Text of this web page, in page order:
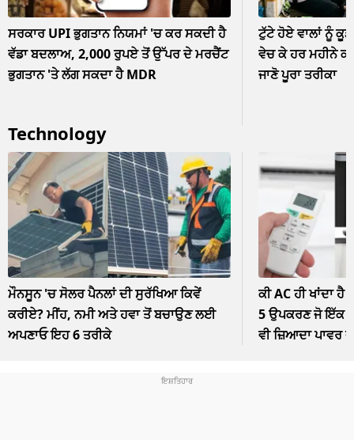
ਸਰਕਾਰ UPI ਭੁਗਤਾਨ ਨਿਯਮਾਂ 'ਚ ਕਰ ਸਕਦੀ ਹੈ
ਵੱਡਾ ਬਦਲਾਅ, 2,000 ਰੁਪਏ ਤੋਂ ਉੱਪਰ ਦੇ ਮਰਚੈਂਟ
ਭੁਗਤਾਨ 'ਤੇ ਲੱਗ ਸਕਦਾ ਹੈ MDR
ਟੁੱਟੇ ਹੋਏ ਵਾਲਾਂ ਨੂੰ
ਵੇਚ ਕੇ ਹਰ ਮਹੀਨੇ
ਜਾਣੋ ਪੂਰਾ ਤਰੀਕਾ
Technology
ਮੌਨਸੂਨ 'ਚ ਸੋਲਰ ਪੈਨਲਾਂ ਦੀ ਸੁਰੱਖਿਆ ਕਿਵੇਂ
ਕਰੀਏ? ਮੀਂਹ, ਨਮੀ ਅਤੇ ਹਵਾ ਤੋਂ ਬਚਾਉਣ ਲਈ
ਅਪਣਾਓ ਇਹ 6 ਤਰੀਕੇ
ਕੀ AC ਹੀ ਖਾਂਦਾ
5 ਉਪਕਰਣ ਜੋ ਇੱਕ
ਵੀ ਜ਼ਿਆਦਾ ਪਾਵਰ